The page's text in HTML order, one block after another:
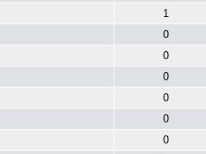
1
0
0
0
0
0
0